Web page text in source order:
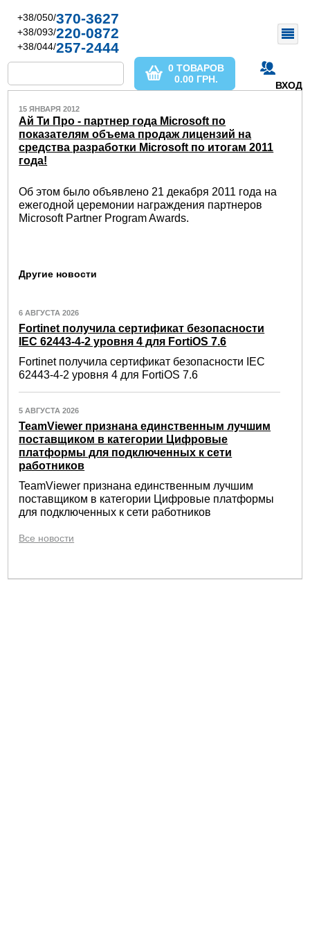
+38/050/370-3627
+38/093/220-0872
+38/044/257-2444
ВХОД
0 ТОВАРОВ
0.00 ГРН.
15 ЯНВАРЯ 2012
Ай Ти Про - партнер года Microsoft по
показателям объема продаж лицензий на
средства разработки Microsoft по итогам 2011
года!
Об этом было объявлено 21 декабря 2011 года на
ежегодной церемонии награждения партнеров
Microsoft Partner Program Awards.
Другие новости
6 АВГУСТА 2026
Fortinet получила сертификат безопасности
IEC 62443-4-2 уровня 4 для FortiOS 7.6
Fortinet получила сертификат безопасности IEC
62443-4-2 уровня 4 для FortiOS 7.6
5 АВГУСТА 2026
TeamViewer признана единственным лучшим
поставщиком в категории Цифровые
платформы для подключенных к сети
работников
TeamViewer признана единственным лучшим
поставщиком в категории Цифровые платформы
для подключенных к сети работников
Все новости